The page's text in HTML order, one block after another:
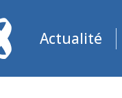
régionale Vaud et
Actualité